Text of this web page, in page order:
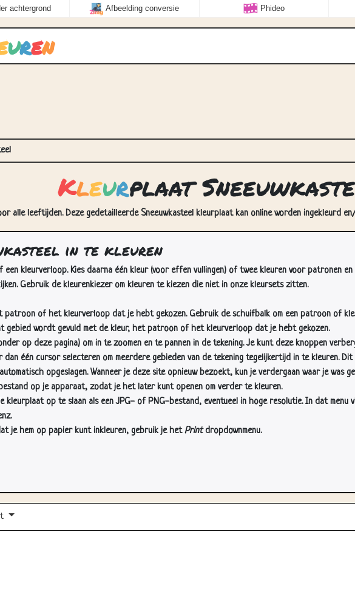
achtergrond Afbeelding conversie Phideo
uren
Kleurplaat
alle leeftijden. Deze gedetailleerde Sneeuwkasteel kleurplaat kan online worden ingekleurd
in te kleuren
kleurverloop. Kies daarna één kleur (voor effen vullingen) of twee kleuren voor patronen en
Gebruik de kleurenkiezer om kleuren te kiezen die niet in onze kleursets zitten.
patroon of het kleurverloop dat je hebt gekozen. Gebruik de schuifbalk om een patroon of
gebied wordt gevuld met de kleur, het patroon of het kleurverloop dat je hebt gekozen.
op deze pagina) om in te zoomen en te pannen in de tekening. Je kunt deze knoppen
dan één cursor selecteren om meerdere gebieden van de tekening tegelijkertijd in te kleuren. Dit
opgeslagen. Wanneer je deze site opnieuw bezoekt, kun je verdergaan waar je was
op je apparaat, zodat je het later kunt openen om verder te kleuren.
kleurplaat op te slaan als een JPG- of PNG-bestand, eventueel in hoge resolutie. In dat
je hem op papier kunt inkleuren, gebruik je hetPrintdropdownmenu.